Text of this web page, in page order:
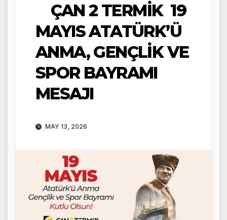
ÇAN 2 TERMİK 19
MAYIS ATATÜRK’Ü
ANMA, GENÇLİK VE
SPOR BAYRAMI
MESAJI
MAY 13, 2026